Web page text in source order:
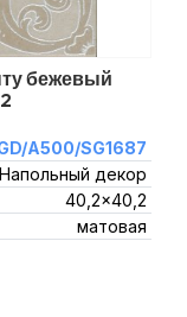
бежевый
A500/SG1687
Напольный декор
40,2x40,2
матовая